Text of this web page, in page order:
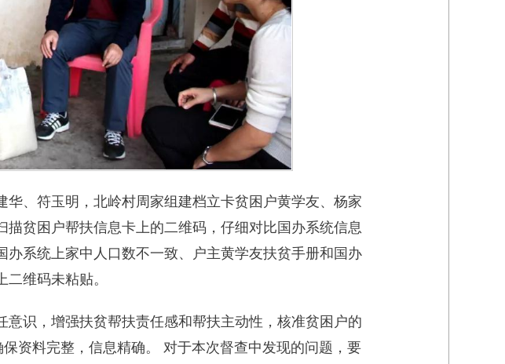
、符玉明，北岭村周家组建档立卡贫困户黄学友、杨家
贫困户帮扶信息卡上的二维码，仔细对比国办系统信息
系统上家中人口数不一致、户主黄学友扶贫手册和国办
维码未粘贴。
识，增强扶贫帮扶责任感和帮扶主动性，核准贫困户的
资料完整，信息精确。 对于本次督查中发现的问题，要